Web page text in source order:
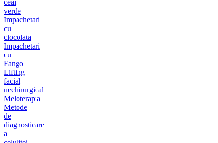
ceai
verde
Impachetari
cu
ciocolata
Impachetari
cu
Fango
Lifting
facial
nechirurgical
Meloterapia
Metode
de
diagnosticare
a